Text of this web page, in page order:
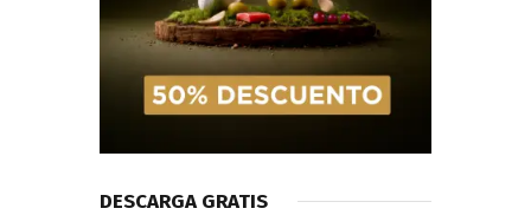
DESCARGA GRATIS